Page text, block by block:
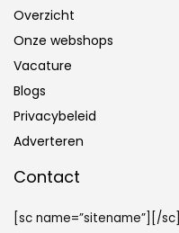
Overzicht
Onze webshops
Vacature
Blogs
Privacybeleid
Adverteren
Contact
[sc name=”sitename”][/sc]